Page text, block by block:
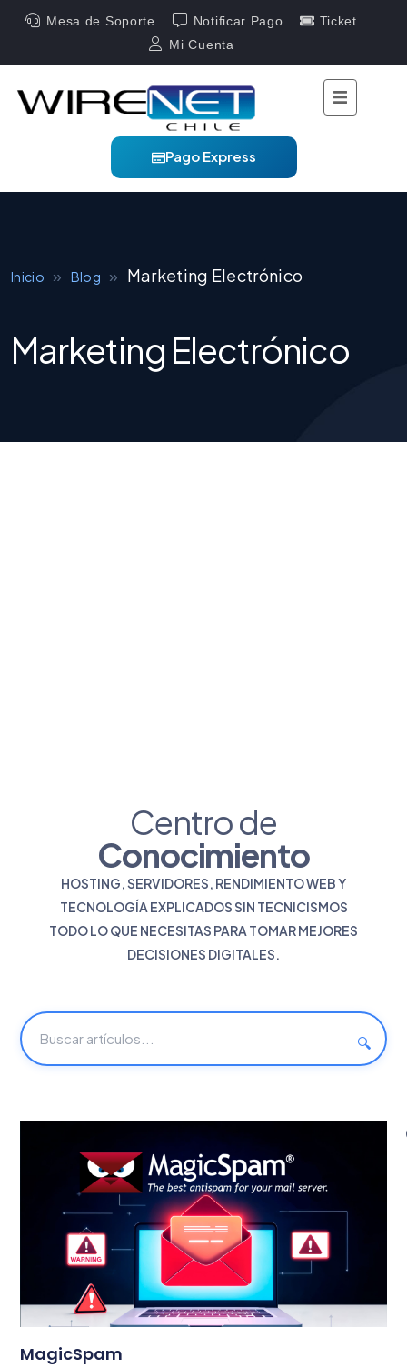
Mesa de Soporte Notificar Pago
Ticket
Mi Cuenta
Pago Express
Inicio » Blog » Marketing Electrónico
Marketing Electrónico
Centro de
Conocimiento
HOSTING, SERVIDORES, RENDIMIENTO WEB Y
TECNOLOGÍA EXPLICADOS SIN TECNICISMOS
TODO LO QUE NECESITAS PARA TOMAR MEJORES
DECISIONES DIGITALES.
🔍
MagicSpam